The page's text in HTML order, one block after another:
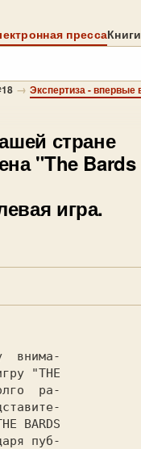
прессаКниги
→
стране
"The Bards
игра.
"THE
ра-
BARDS
пуб-